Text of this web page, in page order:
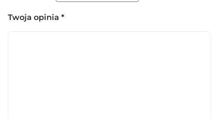
Twoja opinia *